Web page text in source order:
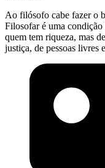
Ao filósofo cabe fazer o
Filosofar é uma condição
quem tem riqueza, mas
justiça, de pessoas livres